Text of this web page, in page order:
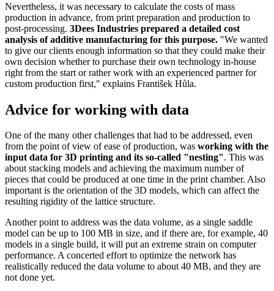
Nevertheless, it was necessary to calculate the costs of mass
production in advance, from print preparation and production to
post-processing. 3Dees Industries prepared a detailed cost
analysis of additive manufacturing for this purpose. "We wanted
to give our clients enough information so that they could make their
own decision whether to purchase their own technology in-house
right from the start or rather work with an experienced partner for
custom production first," explains František Hůla.
Advice for working with data
One of the many other challenges that had to be addressed, even
from the point of view of ease of production, was working with the
input data for 3D printing and its so-called "nesting". This was
about stacking models and achieving the maximum number of
pieces that could be produced at one time in the print chamber. Also
important is the orientation of the 3D models, which can affect the
resulting rigidity of the lattice structure.
Another point to address was the data volume, as a single saddle
model can be up to 100 MB in size, and if there are, for example, 40
models in a single build, it will put an extreme strain on computer
performance. A concerted effort to optimize the network has
realistically reduced the data volume to about 40 MB, and they are
not done yet.